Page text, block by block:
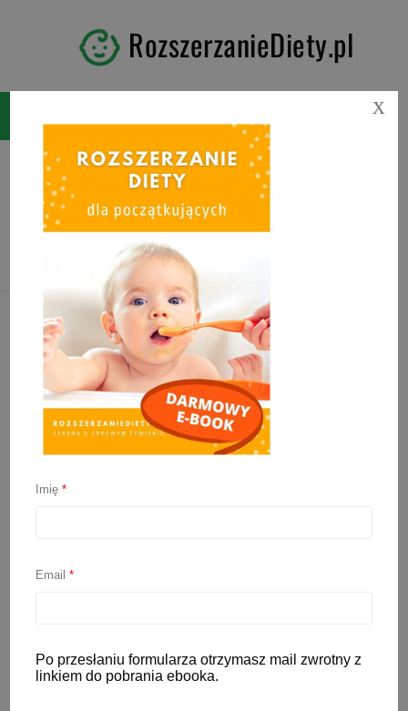
RozszerzanieDiety.pl
Tag:jak usunąć plamy z
marchewki
dziecięcych ubranek?
Rozszerzanie diety niemowlaka to
Imię*
Email*
Po przesłaniu formularza otrzymasz mail zwrotny z
linkiem do pobrania ebooka.
X